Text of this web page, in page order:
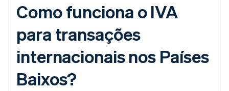
Como funciona o IVA
para transações
internacionais nos Países
Baixos?